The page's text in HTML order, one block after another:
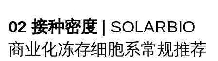
02 接种密度| SOLARBIO
商业化冻存细胞系常规推荐